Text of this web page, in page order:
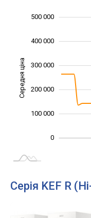
Середня ціна
0
100 000
200 000
300 000
400 000
500 000
Серія KEF R